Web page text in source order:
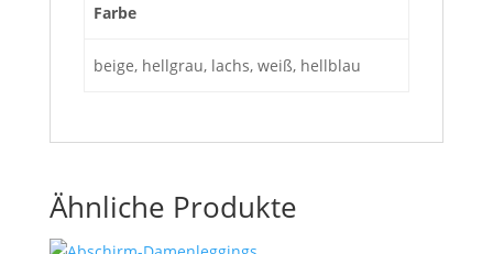
Farbe
beige, hellgrau, lachs, weiß, hellblau
Ähnliche Produkte